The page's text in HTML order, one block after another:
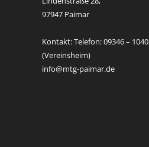
97947 Paimar
Kontakt: Telefon: 09346 – 1040
(Vereinsheim)
info@mtg-paimar.de